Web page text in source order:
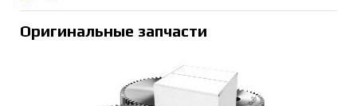
Оригинальные запчасти